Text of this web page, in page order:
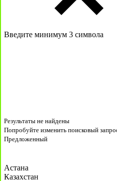
Введите минимум 3 символа
Результаты не найдены
Попробуйте изменить поисковый
Предложенный
Астана
Казахстан